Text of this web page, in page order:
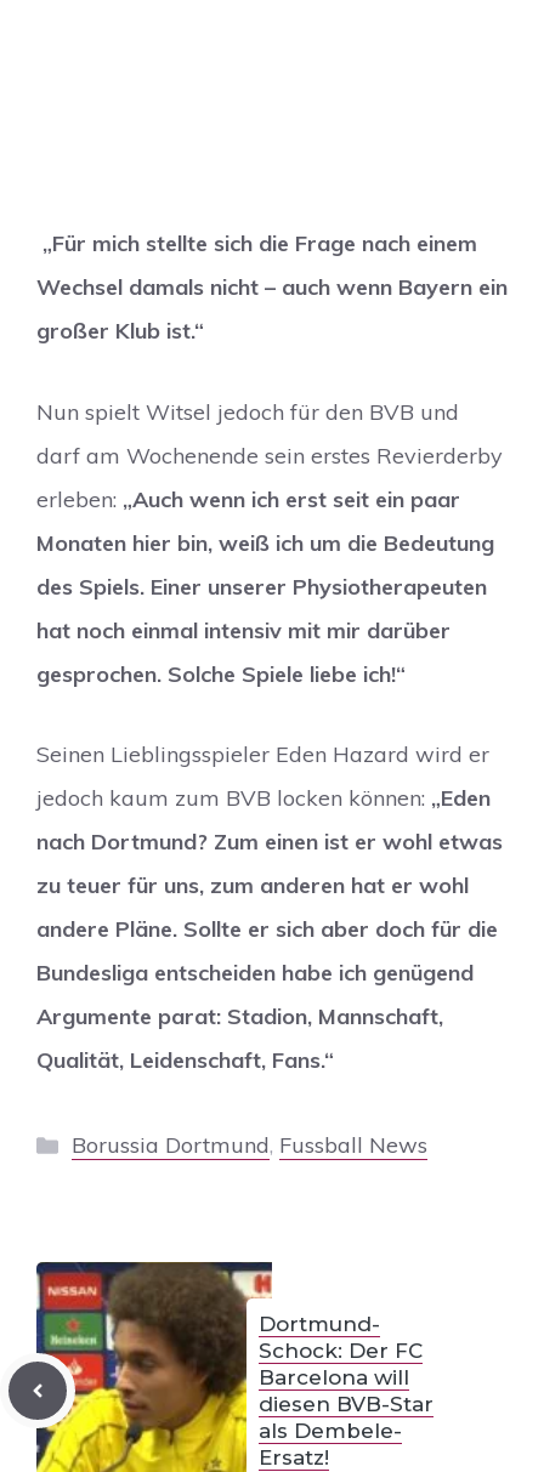
„Für mich stellte sich die Frage nach einem
Wechsel damals nicht – auch wenn Bayern ein
großer Klub ist.“
Nun spielt Witsel jedoch für den BVB und
darf am Wochenende sein erstes Revierderby
erleben: „Auch wenn ich erst seit ein paar
Monaten hier bin, weiß ich um die Bedeutung
des Spiels. Einer unserer Physiotherapeuten
hat noch einmal intensiv mit mir darüber
gesprochen. Solche Spiele liebe ich!“
Seinen Lieblingsspieler Eden Hazard wird er
jedoch kaum zum BVB locken können: „Eden
nach Dortmund? Zum einen ist er wohl etwas
zu teuer für uns, zum anderen hat er wohl
andere Pläne. Sollte er sich aber doch für die
Bundesliga entscheiden habe ich genügend
Argumente parat: Stadion, Mannschaft,
Qualität, Leidenschaft, Fans.“
Kategorien
Borussia Dortmund, Fussball News
Dortmund-
Schock: Der FC
Barcelona will
diesen BVB-Star
als Dembele-
Ersatz!